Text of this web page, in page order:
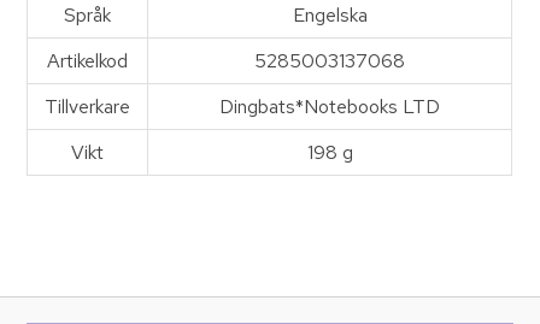
Språk
Engelska
Artikelkod
5285003137068
Tillverkare
Dingbats*Notebooks LTD
Vikt
198 g